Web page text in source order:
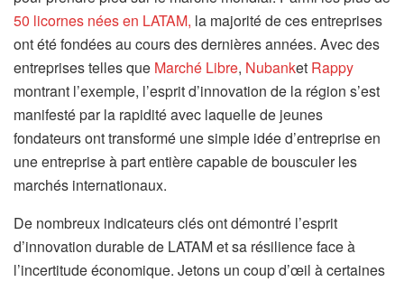
50 licornes nées en LATAM, la majorité de ces entreprises
ont été fondées au cours des dernières années. Avec des
entreprises telles que Marché Libre, Nubanket Rappy
montrant l’exemple, l’esprit d’innovation de la région s’est
manifesté par la rapidité avec laquelle de jeunes
fondateurs ont transformé une simple idée d’entreprise en
une entreprise à part entière capable de bousculer les
marchés internationaux.
De nombreux indicateurs clés ont démontré l’esprit
d’innovation durable de LATAM et sa résilience face à
l’incertitude économique. Jetons un coup d’œil à certaines